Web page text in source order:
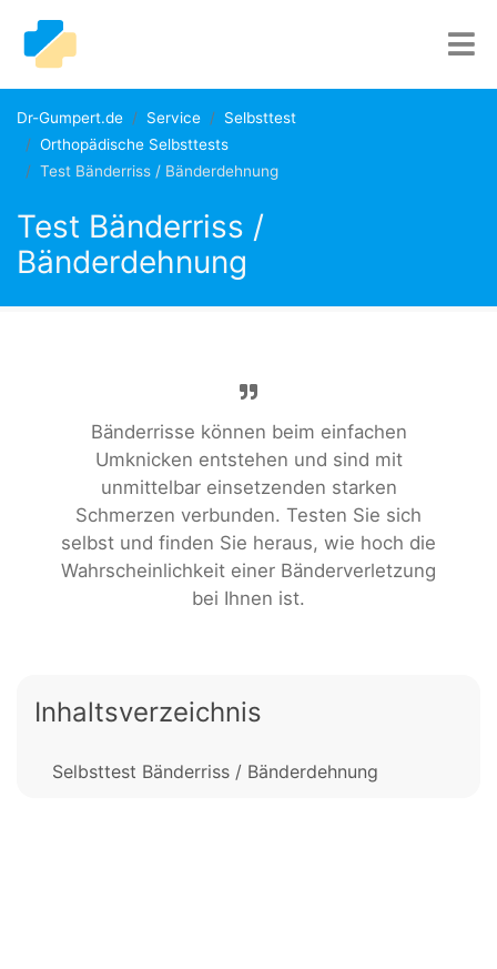
Dr-Gumpert.de Service
Selbsttest
Orthopädische Selbsttests
Test Bänderriss / Bänderdehnung
Test Bänderriss /
Bänderdehnung
Bänderrisse können beim einfachen
Umknicken entstehen und sind mit
unmittelbar einsetzenden starken
Schmerzen verbunden. Testen Sie sich
selbst und finden Sie heraus, wie hoch die
Wahrscheinlichkeit einer Bänderverletzung
bei Ihnen ist.
Inhaltsverzeichnis
Selbsttest Bänderriss / Bänderdehnung